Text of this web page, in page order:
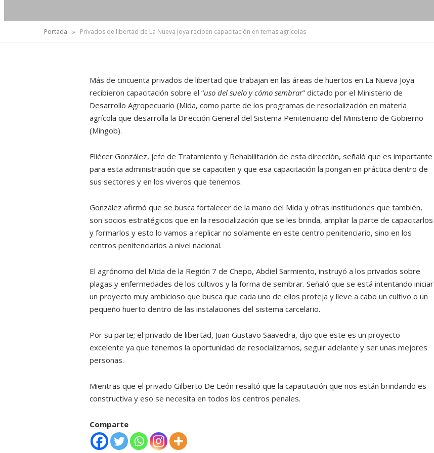
Portada » Privados de libertad de La Nueva Joya reciben capacitación en temas agrícolas
Más de cincuenta privados de libertad que trabajan en las áreas de huertos en La Nueva Joya
recibieron capacitación sobre el “uso del suelo y cómo sembrar” dictado por el Ministerio de
Desarrollo Agropecuario (Mida, como parte de los programas de resocialización en materia
agrícola que desarrolla la Dirección General del Sistema Penitenciario del Ministerio de Gobierno
(Mingob).
Eliécer González, jefe de Tratamiento y Rehabilitación de esta dirección, señaló que es importante
para esta administración que se capaciten y que esa capacitación la pongan en práctica dentro de
sus sectores y en los viveros que tenemos.
González afirmó que se busca fortalecer de la mano del Mida y otras instituciones que también,
son socios estratégicos que en la resocialización que se les brinda, ampliar la parte de capacitarlos
y formarlos y esto lo vamos a replicar no solamente en este centro penitenciario, sino en los
centros penitenciarios a nivel nacional.
El agrónomo del Mida de la Región 7 de Chepo, Abdiel Sarmiento, instruyó a los privados sobre
plagas y enfermedades de los cultivos y la forma de sembrar. Señaló que se está intentando iniciar
un proyecto muy ambicioso que busca que cada uno de ellos proteja y lleve a cabo un cultivo o un
pequeño huerto dentro de las instalaciones del sistema carcelario.
Por su parte; el privado de libertad, Juan Gustavo Saavedra, dijo que este es un proyecto
excelente ya que tenemos la oportunidad de resocializarnos, seguir adelante y ser unas mejores
personas.
Mientras que el privado Gilberto De León resaltó que la capacitación que nos están brindando es
constructiva y eso se necesita en todos los centros penales.
Comparte
ATANDO CABOS